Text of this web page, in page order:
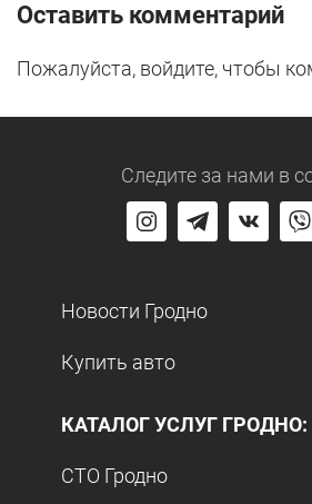
Оставить комментарий
Пожалуйста, войдите, чтобы
Следите за нами в
Новости Гродно
Купить авто
КАТАЛОГ УСЛУГ ГРОДНО:
СТО Гродно